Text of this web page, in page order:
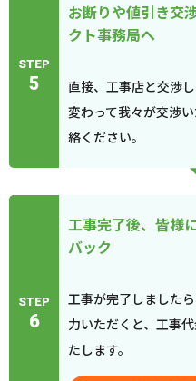
STEP
5
お断りや値引き交
クト事務局へ
直接、工事店と交渉
変わって我々が交渉
絡ください。
STEP
6
工事完了後、皆様
バック
工事が完了しました
力いただくと、工事
たします。